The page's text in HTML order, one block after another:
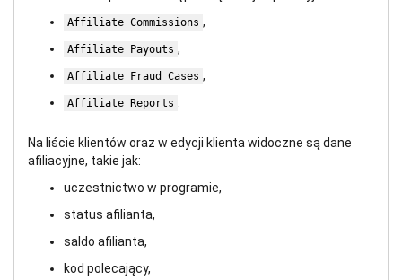
Affiliate Commissions ,
Affiliate Payouts ,
Affiliate Fraud Cases ,
Affiliate Reports
Na liście klientów oraz w edycji klienta widoczne są dane
afiliacyjne, takie jak:
uczestnictwo w programie,
status afilianta,
saldo afilianta,
kod polecający,